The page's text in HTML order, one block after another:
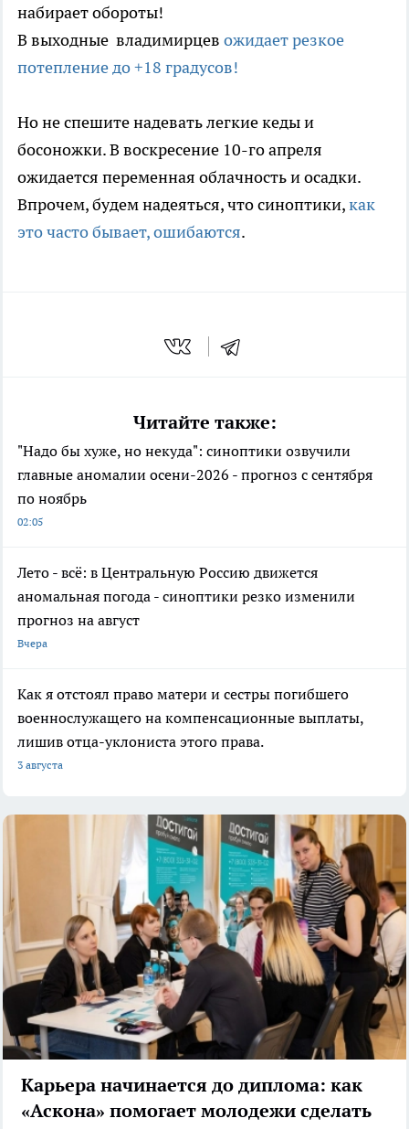
набирает обороты!
В выходные владимирцев ожидает резкое
потепление до +18 градусов!
Но не спешите надевать легкие кеды и
босоножки. В воскресение 10-го апреля
ожидается переменная облачность и осадки.
Впрочем, будем надеяться, что синоптики,как
это часто бывает, ошибаются.
Читайте также:
"Надо бы хуже, но некуда": синоптики озвучили
главные аномалии осени-2026 - прогноз с сентября
по ноябрь
02:05
Лето - всё: в Центральную Россию движется
аномальная погода - синоптики резко изменили
прогноз на август
Вчера
Как я отстоял право матери и сестры погибшего
военнослужащего на компенсационные выплаты,
лишив отца-уклониста этого права.
3 августа
Карьера начинается до диплома: как
«Аскона» помогает молодежи сделать